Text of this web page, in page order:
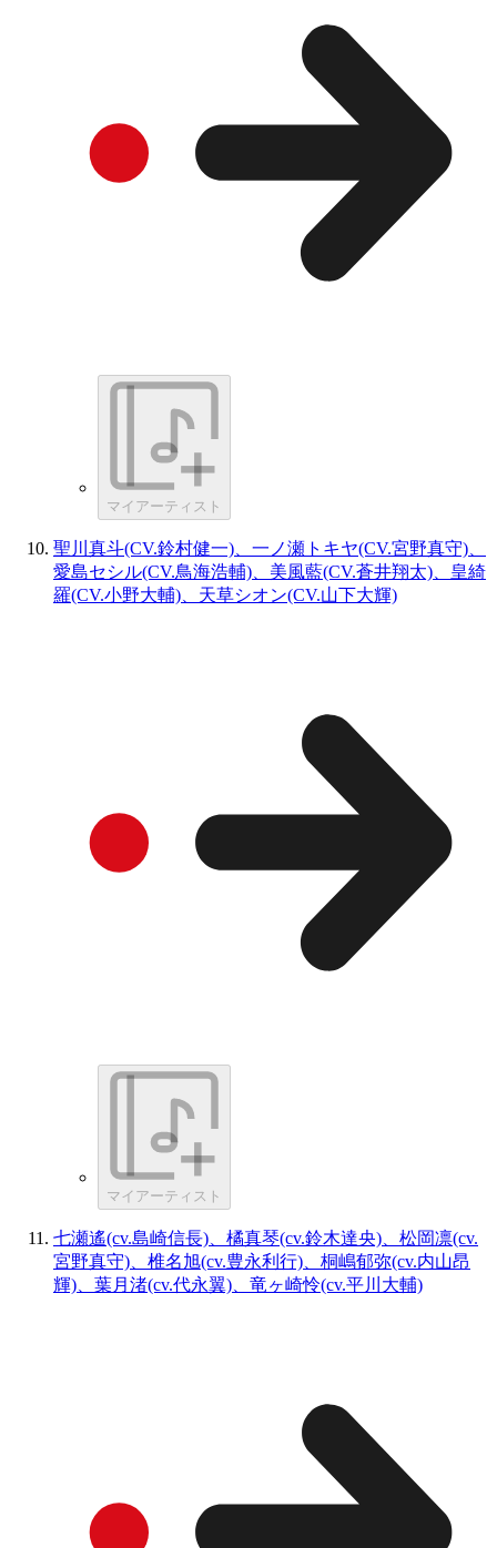
マイアーティスト
聖川真斗(CV.鈴村健一)、一ノ瀬トキヤ(CV.宮野真守)、
愛島セシル(CV.鳥海浩輔)、美風藍(CV.蒼井翔太)、皇綺
羅(CV.小野大輔)、天草シオン(CV.山下大輝)
マイアーティスト
七瀬遙(cv.島崎信長)、橘真琴(cv.鈴木達央)、松岡凛(cv.
宮野真守)、椎名旭(cv.豊永利行)、桐嶋郁弥(cv.内山昂
輝)、葉月渚(cv.代永翼)、竜ヶ崎怜(cv.平川大輔)